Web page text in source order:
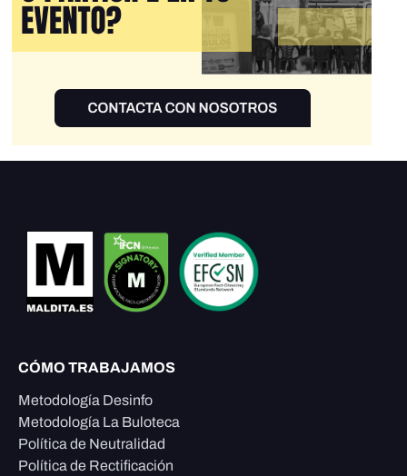
CÓMO TRABAJAMOS
Metodología Desinfo
Metodología La Buloteca
Política de Neutralidad
Política de Rectificación